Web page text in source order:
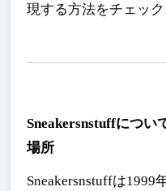
現する方法をチェック
Sneakersnstuffについ
場所
Sneakersnstuffは1999